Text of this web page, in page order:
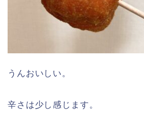
うんおいしい。
辛さは少し感じます。